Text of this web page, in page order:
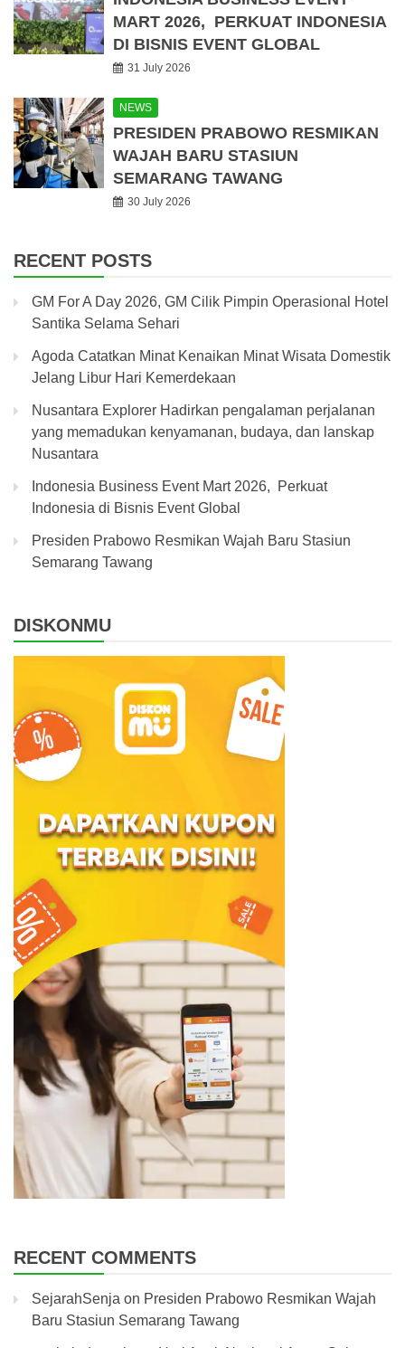
MART 2026, PERKUAT INDONESIA
DI BISNIS EVENT GLOBAL
31 July 2026
NEWS
PRESIDEN PRABOWO RESMIKAN
WAJAH BARU STASIUN
SEMARANG TAWANG
30 July 2026
RECENT POSTS
GM For A Day 2026, GM Cilik Pimpin Operasional Hotel
Santika Selama Sehari
Agoda Catatkan Minat Kenaikan Minat Wisata Domestik
Jelang Libur Hari Kemerdekaan
Nusantara Explorer Hadirkan pengalaman perjalanan
yang memadukan kenyamanan, budaya, dan lanskap
Nusantara
Indonesia Business Event Mart 2026, Perkuat
Indonesia di Bisnis Event Global
Presiden Prabowo Resmikan Wajah Baru Stasiun
Semarang Tawang
DISKONMU
RECENT COMMENTS
SejarahSenja on Presiden Prabowo Resmikan Wajah
Baru Stasiun Semarang Tawang